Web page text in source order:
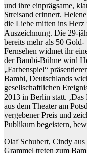
und ihre einprägsame,
Streisand erinnert.
die Liebe mitten ins Herz
Auszeichnung. Die 29-
bereits mehr als 50
Fernsehen widmet ihr
der Bambi-Bühne wird
„Farbenspiel“
Bambi, Deutschlands
gesellschaftlichen
2013 in Berlin statt.
aus dem Theater am
vergebener Preis und
Publikum begeistern,
Olaf Schubert, Cindy aus
Grammel treten zum